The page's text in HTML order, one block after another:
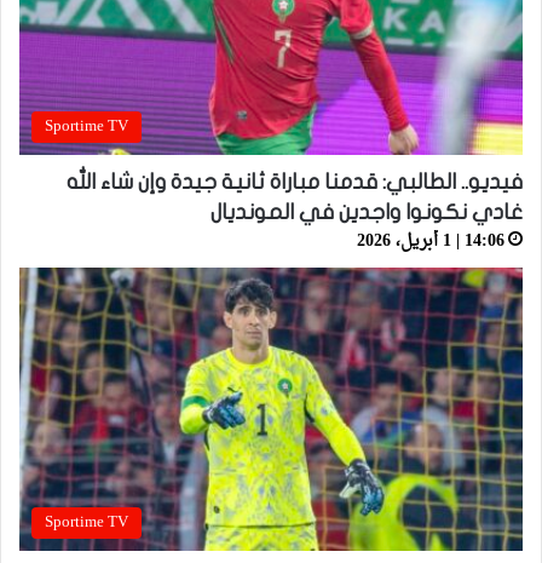
Sportime TV
فيديو.. الطالبي: قدمنا مباراة ثانية جيدة وإن شاء الله
غادي نكونوا واجدين في المونديال
14:06 | 1 أبريل، 2026
Sportime TV